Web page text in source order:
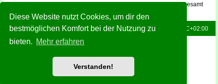
Diese Website nutzt Cookies, um dir den
bestmöglichen Komfort bei der Nutzung zu
bieten. Mehr erfahren
Verstanden!
Beiträge insgesamt132• Themen insgesamt16• Mitglieder insgesamt
Foren-Übersicht Alle Zeiten sind UTC+02:00
Powered byphpBB® Forum Software © phpBB Limited
Nutzungsbedingungen